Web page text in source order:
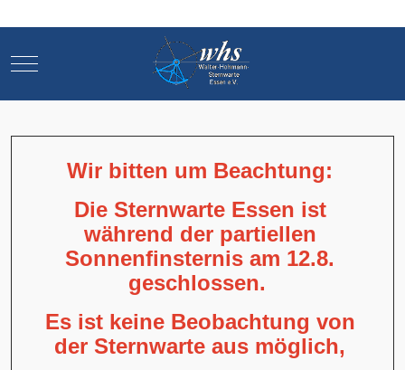
Mobile Menu Toggle
Wir bitten um Beachtung:
Die Sternwarte Essen ist
während der partiellen
Sonnenfinsternis am 12.8.
geschlossen.
Es ist keine Beobachtung von
der Sternwarte aus möglich,